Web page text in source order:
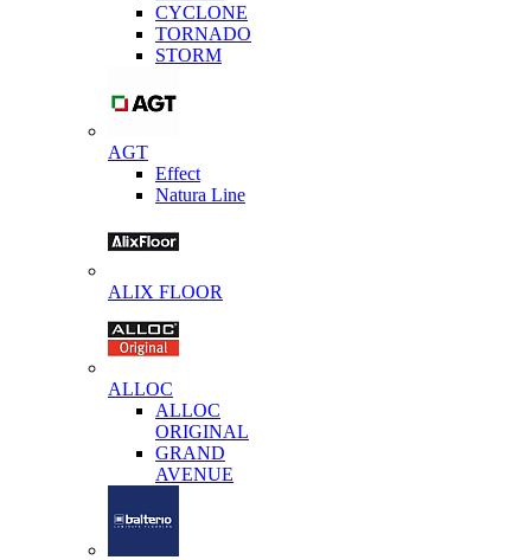
CYCLONE
TORNADO
STORM
AGT
Effect
Natura Line
ALIX FLOOR
ALLOC
ALLOC
ORIGINAL
GRAND
AVENUE